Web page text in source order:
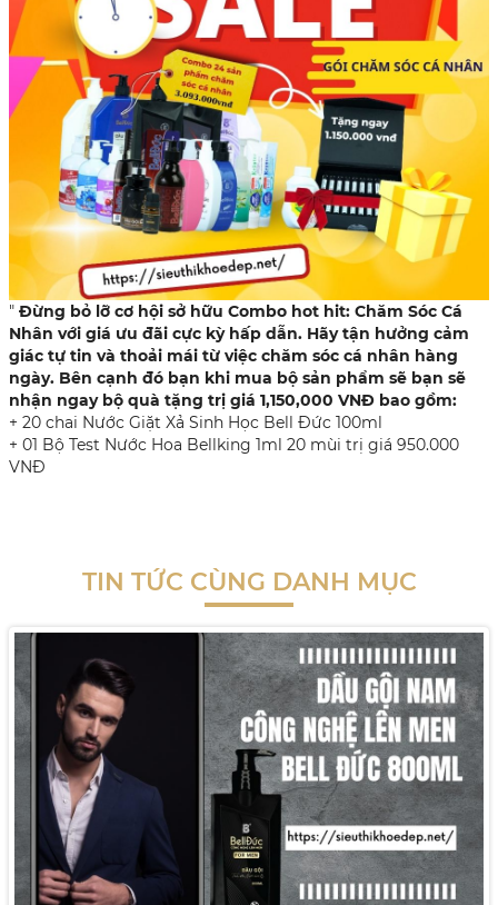
" Đừng bỏ lỡ cơ hội sở hữu Combo hot hit: Chăm Sóc Cá
Nhân với giá ưu đãi cực kỳ hấp dẫn. Hãy tận hưởng cảm
giác tự tin và thoải mái từ việc chăm sóc cá nhân hàng
ngày. Bên cạnh đó bạn khi mua bộ sản phẩm sẽ bạn sẽ
nhận ngay bộ quà tặng trị giá 1,150,000 VNĐ bao gồm:
+ 20 chai Nước Giặt Xả Sinh Học Bell Đức 100ml
+ 01 Bộ Test Nước Hoa Bellking 1ml 20 mùi trị giá 950.000
VNĐ
TIN TỨC CÙNG DANH MỤC